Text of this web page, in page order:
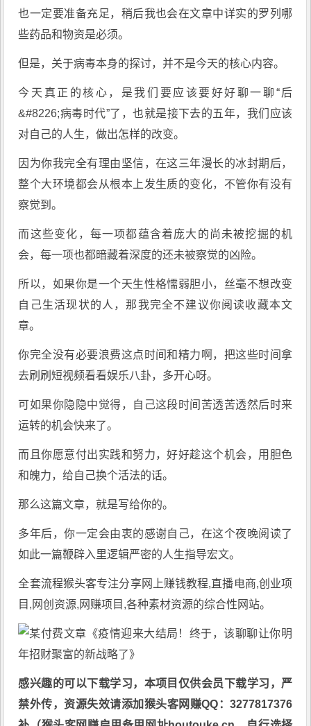
也一定要准备充足，稍后我也会在文章中详实的罗列哪
些药品和物资是必须。
但是，关于病毒本身的探讨，并不是今天的核心内容。
今天真正的核心，是我们要应该要好好聊一聊“后
&#8226;病毒时代”了，也就是接下去的五年，我们应该
对自己的人生，做出怎样的改变。
因为你我完全有理由坚信，在这三年漫长的冰封期后，
整个大环境都会从根本上发生质的变化，不管你有没有
察觉到。
而这些变化，每一项都蕴含着庞大的尚未被挖掘的机
会，每一项也都暗藏着深度的还未被察觉的凶险。
所以，如果你是一个天生性格懦弱胆小，丝毫不想改变
自己生活现状的人，那我完全不建议你阅读收藏本文
章。
你完全没有必要浪费这点时间和精力啊，把这些时间拿
去刷刷短视频看看娱乐八卦，多开心呀。
可如果你隐隐中觉得，自己这段时间苦透苦透然后时来
运转的机会快来了。
而且你愿意付出实践和努力，好好趁这个机会，用胆色
和魄力，给自己换个活法的话。
那么这篇文章，就是写给你的。
多年后，你一定会由衷的感谢自己，在这个夜晚阅读了
如此一篇鞭辟入里逻辑严密的人生指导宏文。
全套流程猴头客专注分享网上赚钱教程,直播电商,创业项
目,网创资源, 网赚项目 ,各种素材资源的综合性网站。
感兴趣的可以下载学习，本项目仅供会员下载学习，严
禁外传，资源失效请添加猴头客网赚QQ：3277817376